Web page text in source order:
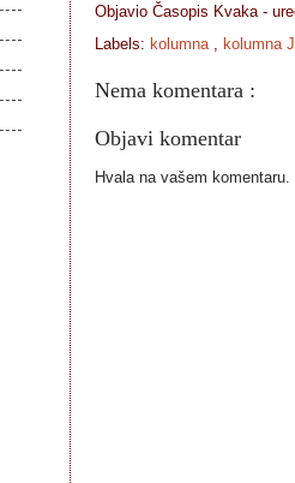
Objavio Časopis Kvaka -
Labels: kolumna kolumna
Nema komentara :
Objavi komentar
Hvala na vašem